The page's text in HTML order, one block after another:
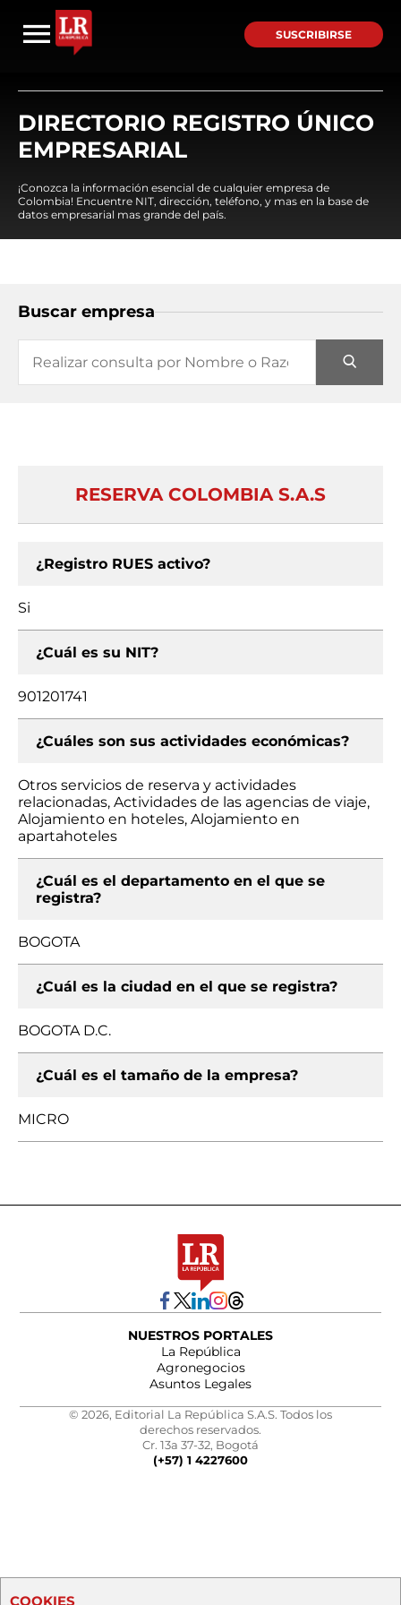
SUSCRIBIRSE
DIRECTORIO REGISTRO ÚNICO
EMPRESARIAL
¡Conozca la información esencial de cualquier empresa de
Colombia! Encuentre NIT, dirección, teléfono, y mas en la base de
datos empresarial mas grande del país.
Buscar empresa
RESERVA COLOMBIA S.A.S
¿Registro RUES activo?
Si
¿Cuál es su NIT?
901201741
¿Cuáles son sus actividades económicas?
Otros servicios de reserva y actividades
relacionadas, Actividades de las agencias de viaje,
Alojamiento en hoteles, Alojamiento en
apartahoteles
¿Cuál es el departamento en el que se
registra?
BOGOTA
¿Cuál es la ciudad en el que se registra?
BOGOTA D.C.
¿Cuál es el tamaño de la empresa?
MICRO
NUESTROS PORTALES
La República
Agronegocios
Asuntos Legales
© 2026, Editorial La República S.A.S. Todos los
derechos reservados.
Cr. 13a 37-32, Bogotá
(+57) 1 4227600
COOKIES